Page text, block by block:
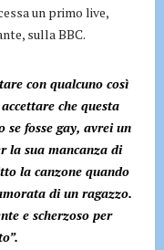
un primo live,
sulla BBC.
con qualcuno così
che questa
fosse gay, avrei un
la sua mancanza di
la canzone quando
di un ragazzo.
e scherzoso per